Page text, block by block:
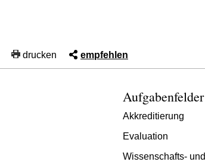
drucken empfehlen
Aufgabenfelder
Akkreditierung
Evaluation
Wissenschafts- und